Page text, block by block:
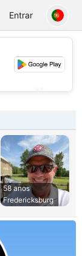
Entrar
58 anos
Fredericksburg